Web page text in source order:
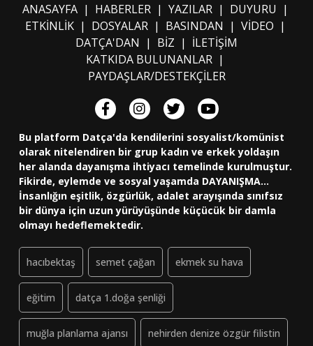
ANASAYFA| HABERLER| YAZILAR| DUYURU |
ETKİNLİK| DOSYALAR| BASINDAN | VİDEO |
DATÇA'DAN | BİZ | İLETİŞİM
KATKIDA BULUNANLAR |
PAYDAŞLAR/DESTEKÇİLER
Bu platform Datça'da kendilerini sosyalist/komünist
olarak nitelendiren bir grup kadın ve erkek yoldaşın
her alanda dayanışma ihtiyacı temelinde kurulmuştur.
Fikirde, eylemde ve sosyal yaşamda DAYANIŞMA...
İnsanlığın eşitlik, özgürlük, adalet arayışında sınıfsız
bir dünya için uzun yürüyüşünde küçücük bir damla
olmayı hedeflemektedir.
hacıbektaş semet çağan ekmek su hava
eğitim datça 1.doğa şenliği
muğla planlama ajansı nehirden denize özgür filistin